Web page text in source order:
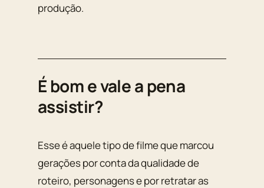
produção.
É bom e vale a pena
assistir?
Esse é aquele tipo de filme que marcou
gerações por conta da qualidade de
roteiro, personagens e por retratar as